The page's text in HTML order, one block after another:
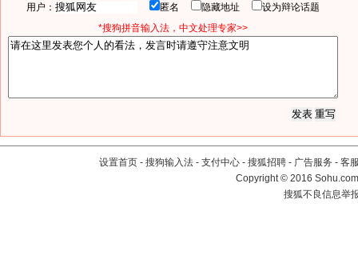
用户： 匿名 隐藏地址
设为辩论话题
*搜狗拼音输入法，中文处理专家>>
设置首页 - 搜狗输入法 - 支付中心 - 搜狐招聘 - 广告服务 - 客
Copyright©2016
搜狐不良信息举